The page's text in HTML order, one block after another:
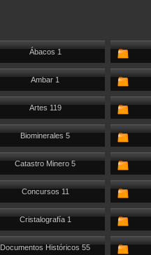
Ábacos 1
Ambar 1
Artes 119
Biominerales 5
Catastro Minero 5
Concursos 11
Cristalografía 1
Documentos Históricos 55